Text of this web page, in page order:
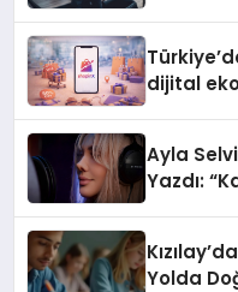
dijital
Ayla
Yazdı:
Yolda